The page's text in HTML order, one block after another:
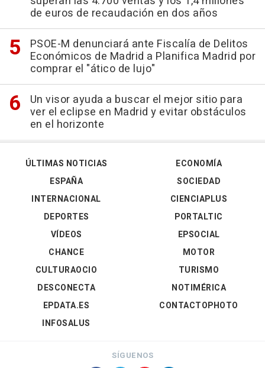
de euros de recaudación en dos años
PSOE-M denunciará ante Fiscalía de Delitos
Económicos de Madrid a Planifica Madrid por
comprar el "ático de lujo"
Un visor ayuda a buscar el mejor sitio para
ver el eclipse en Madrid y evitar obstáculos
en el horizonte
ÚLTIMAS NOTICIAS
ESPAÑA
INTERNACIONAL
DEPORTES
VÍDEOS
ECONOMÍA
SOCIEDAD
CIENCIAPLUS
PORTALTIC
EPSOCIAL
CHANCE
CULTURAOCIO
DESCONECTA
EPDATA.ES
INFOSALUS
MOTOR
TURISMO
NOTIMÉRICA
CONTACTOPHOTO
SÍGUENOS